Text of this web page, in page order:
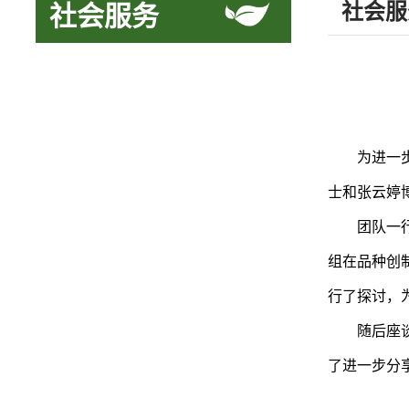
社会服务 社会
为进一
士和张云婷
团队一
组在品种创
行了探讨，
随后座
了进一步分